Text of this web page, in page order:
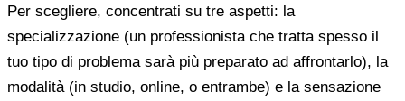
Per scegliere, concentrati su tre aspetti: la
specializzazione (un professionista che tratta spesso il
tuo tipo di problema sarà più preparato ad affrontarlo), la
modalità (in studio, online, o entrambe) e la sensazione